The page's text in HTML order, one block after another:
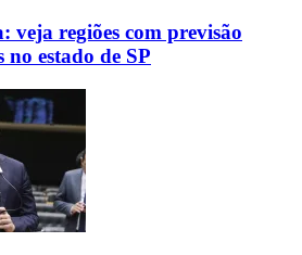
veja regiões com previsão
no estado de SP